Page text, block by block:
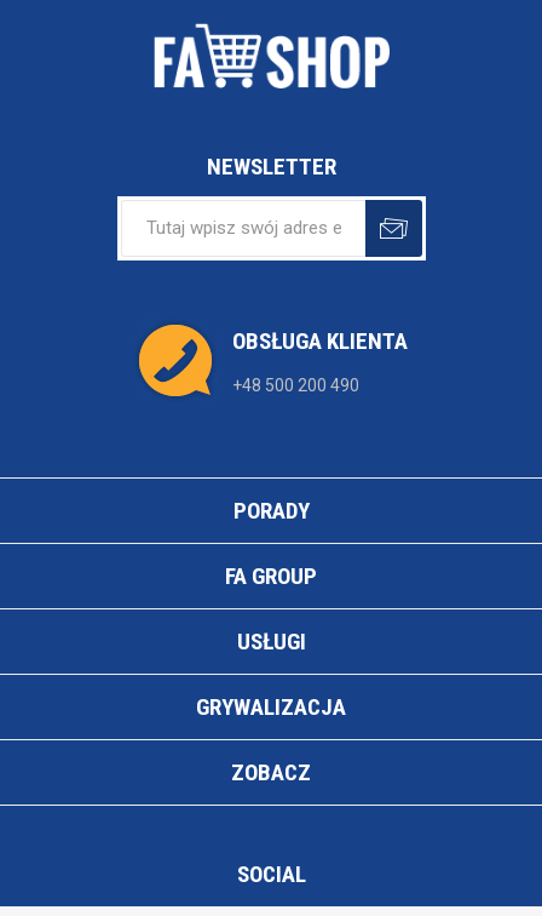
NEWSLETTER
OBSŁUGA KLIENTA
+48 500 200 490
PORADY
FA GROUP
USŁUGI
GRYWALIZACJA
ZOBACZ
SOCIAL